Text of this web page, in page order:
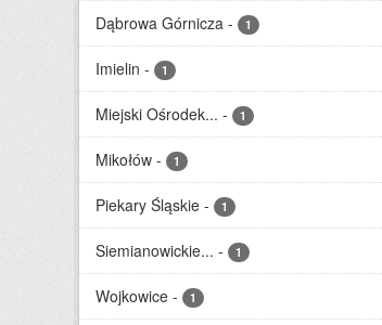
Dąbrowa Górnicza - 1
Imielin - 1
Miejski Ośrodek... - 1
Mikołów - 1
Piekary Śląskie - 1
Siemianowickie... - 1
Wojkowice - 1